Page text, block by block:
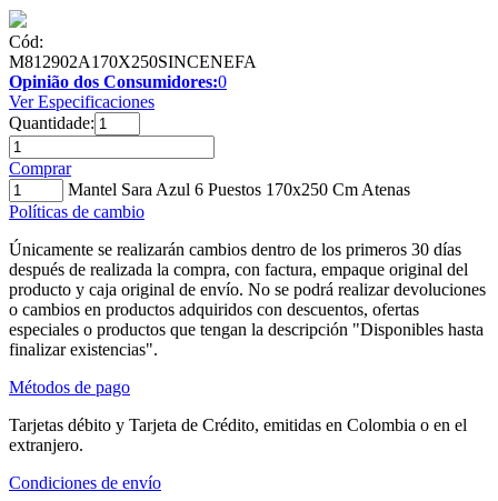
Cód:
M812902A170X250SINCENEFA
Opinião dos Consumidores:0
Ver Especificaciones
Quantidade:
Comprar
Mantel Sara Azul 6 Puestos 170x250 Cm Atenas
Políticas de cambio
Únicamente se realizarán cambios dentro de los primeros 30 días
después de realizada la compra, con factura, empaque original del
producto y caja original de envío. No se podrá realizar devoluciones
o cambios en productos adquiridos con descuentos, ofertas
especiales o productos que tengan la descripción "Disponibles hasta
finalizar existencias".
Métodos de pago
Tarjetas débito y Tarjeta de Crédito, emitidas en Colombia o en el
extranjero.
Condiciones de envío